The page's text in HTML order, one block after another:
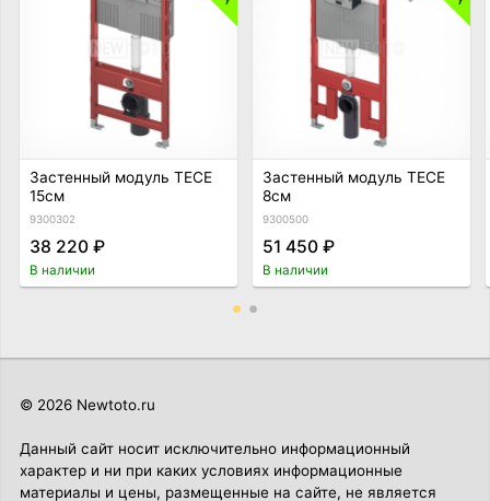
Застенный модуль TECE
15см
9300302
38 220 ₽
В наличии
Застенный модуль TECE
8см
9300500
51 450 ₽
В наличии
© 2026 Newtoto.ru
Данный сайт носит исключительно информационный
характер и ни при каких условиях информационные
материалы и цены, размещенные на сайте, не является